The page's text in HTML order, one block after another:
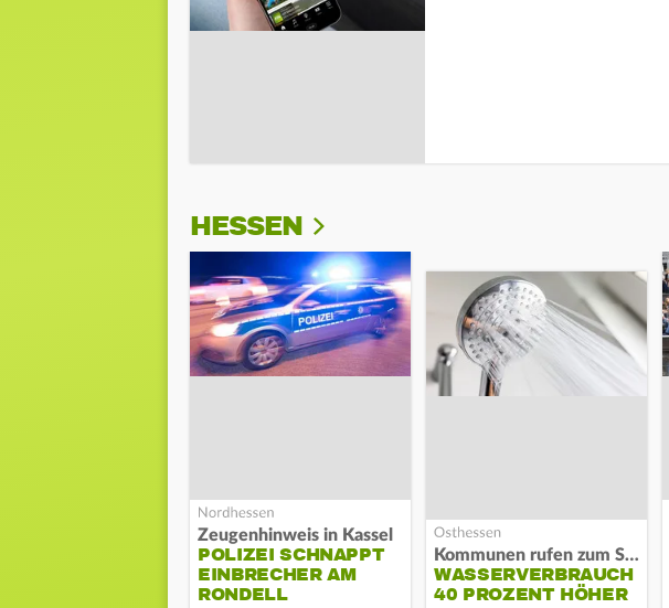
HESSEN
Zeugenhinweis in Kassel
POLIZEI SCHNAPPT
EINBRECHER AM
RONDELL
Kommunen rufen zum Sparen auf
WASSERVERBRAUCH
40 PROZENT HÖHER